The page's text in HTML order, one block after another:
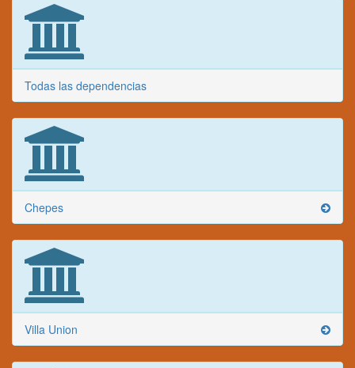
Todas las dependencias
Chepes
Villa Union